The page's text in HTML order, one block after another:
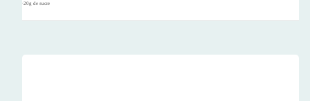
∙20g de sucre